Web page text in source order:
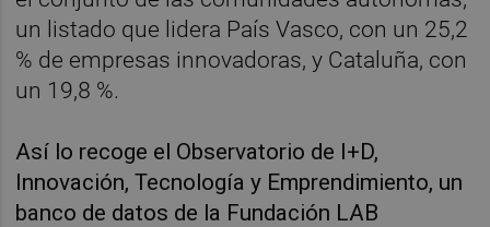
un listado que lidera País Vasco, con un 25,2
% de empresas innovadoras, y Cataluña, con
un 19,8 %.
Así lo recoge el Observatorio de I+D,
Innovación, Tecnología y Emprendimiento, un
banco de datos de la Fundación LAB